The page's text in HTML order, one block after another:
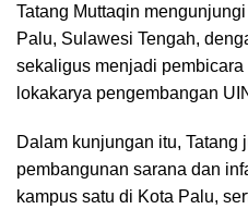
Tatang Muttaqin
Palu, Sulawesi Tengah,
sekaligus menjadi pembicara
lokakarya pengembangan
Dalam kunjungan itu, Tatang
pembangunan sarana dan
kampus satu di Kota Palu,